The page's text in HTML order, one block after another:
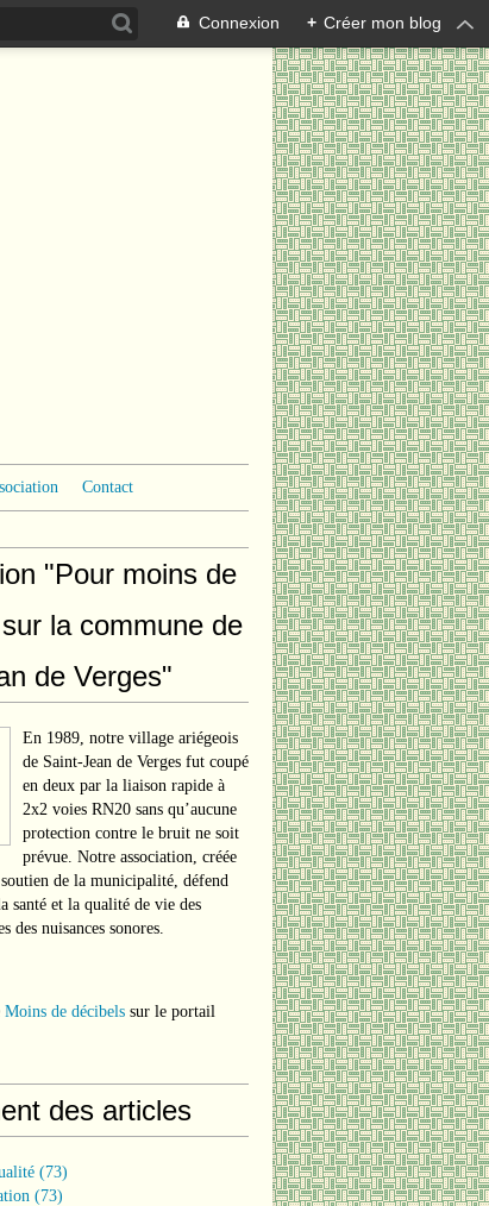
Connexion + Créer mon blog
Contact
"Pour moins de
la commune de
de Verges"
En 1989, notre village ariégeois
de Saint-Jean de Verges fut coupé
en deux par la liaison rapide à
2x2 voies RN20 sans qu’aucune
protection contre le bruit ne soit
prévue. Notre association, créée
de la municipalité, défend
santé et la qualité de vie des
des nuisances sonores.
Moins de décibels sur le portail
des articles
(73)
(73)